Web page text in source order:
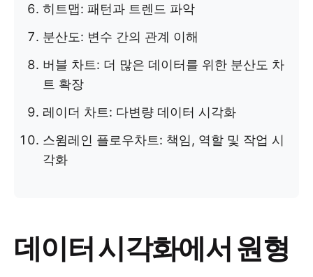
히트맵: 패턴과 트렌드 파악
분산도: 변수 간의 관계 이해
버블 차트: 더 많은 데이터를 위한 분산도 차
트 확장
레이더 차트: 다변량 데이터 시각화
스윔레인 플로우차트: 책임, 역할 및 작업 시
각화
데이터 시각화에서 원형